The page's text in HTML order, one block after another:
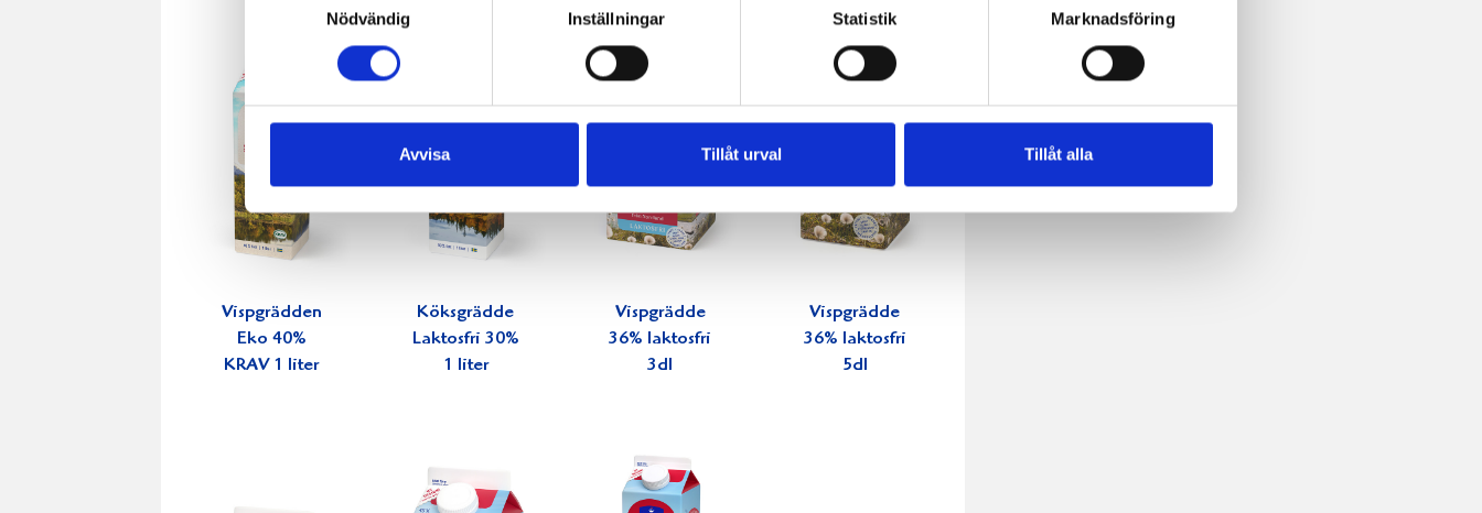
Nödvändig
Inställningar Statistik Marknadsföring
Avvisa Tillåt urval Tillåt alla
Vispgrädden
Eko 40%
KRAV 1 liter
Köksgrädde
Laktosfri 30%
1 liter
Vispgrädde
36% laktosfri
3dl
Vispgrädde
36% laktosfri
5dl